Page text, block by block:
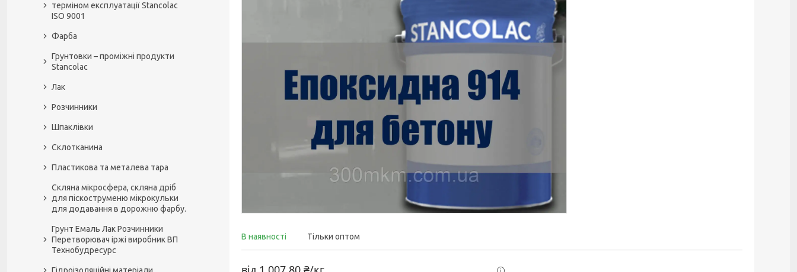
В наявності Тільки оптом
терміном експлуатації Stancolac
ISO 9001
Фарба
Грунтовки – проміжні продукти
Stancolac
Лак
Розчинники
Шпаклівки
Склотканина
Пластикова та металева тара
Скляна мікросфера, скляна дріб
для піскоструменю мікрокульки
для додавання в дорожню фарбу.
Грунт Емаль Лак Розчинники
Перетворювач іржі виробник ВП
Технобудресурс